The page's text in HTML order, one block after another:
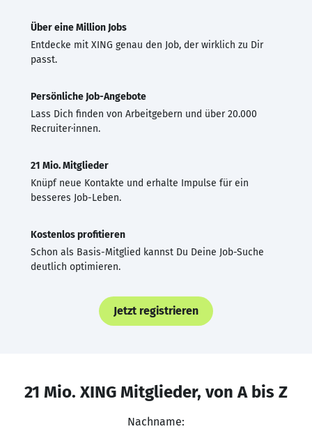
Über eine Million Jobs
Entdecke mit XING genau den Job, der wirklich zu Dir
passt.
Persönliche Job-Angebote
Lass Dich finden von Arbeitgebern und über 20.000
Recruiter·innen.
21 Mio. Mitglieder
Knüpf neue Kontakte und erhalte Impulse für ein
besseres Job-Leben.
Kostenlos profitieren
Schon als Basis-Mitglied kannst Du Deine Job-Suche
deutlich optimieren.
Jetzt registrieren
21 Mio. XING Mitglieder, von A bis Z
Nachname: